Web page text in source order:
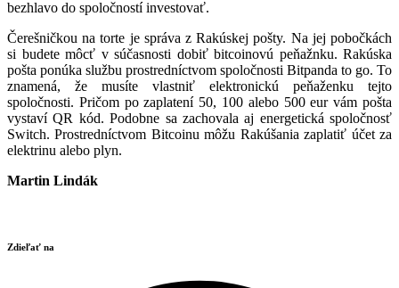
bezhlavo do spoločností investovať.
Čerešničkou na torte je správa z Rakúskej pošty. Na jej pobočkách
si budete môcť v súčasnosti dobiť bitcoinovú peňažnku. Rakúska
pošta ponúka službu prostredníctvom spoločnosti Bitpanda to go. To
znamená, že musíte vlastniť elektronickú peňaženku tejto
spoločnosti. Pričom po zaplatení 50, 100 alebo 500 eur vám pošta
vystaví QR kód. Podobne sa zachovala aj energetická spoločnosť
Switch. Prostredníctvom Bitcoinu môžu Rakúšania zaplatiť účet za
elektrinu alebo plyn.
Martin Lindák
Zdieľať na